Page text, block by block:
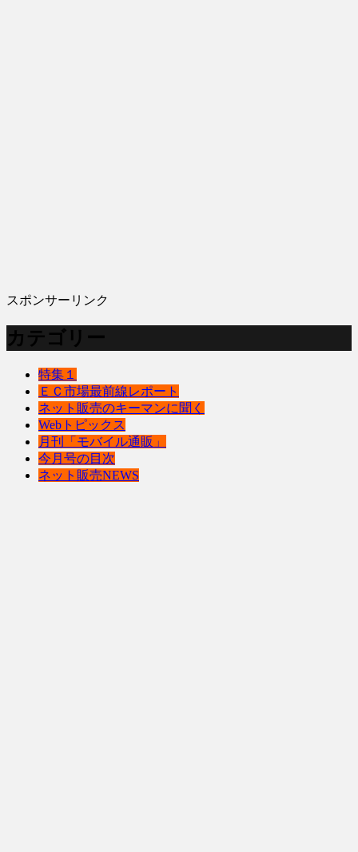
スポンサーリンク
カテゴリー
特集１
ＥＣ市場最前線レポート
ネット販売のキーマンに聞く
Webトピックス
月刊「モバイル通販」
今月号の目次
ネット販売NEWS